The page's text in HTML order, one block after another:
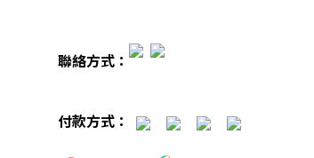
聯絡方式：
付款方式：